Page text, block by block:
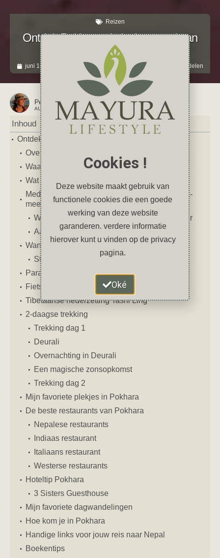
Reizen
Ontdek Pokhara: de leukste stad van
Nepal
juni 16, 2024 1 reactie Azië Nepal Wandelen
Petra
AUTEUR VAN DIT ARTIKEL
Inhoud
Ontdek Pokhara: de leukste stad van Nepal
Over Pokhara
Waar ligt Pokhara
Wat te doen in Pokhara
Mediteren, zonsopkomst en yoga bij het Phewa-
meer
Wandeling en boottocht over het Phewa-meer
Aarti-ceremonie
Wandeling naar de World Peace Pagoda
Statue of Lord Shiva
Paragliding in Pokhara
Fietstocht om het Phewa-meer
Tibetaanse nederzetting Tashi Ling
2-daagse trekking
Trekking dag 1
Deurali
Overnachting in Deurali
Een magische zonsopkomst
Trekking dag 2
Mijn favoriete plekjes in Pokhara
De beste restaurants van Pokhara
Nepalese restaurants
Indiaas restaurant
Italiaans restaurant
Westerse restaurants
Hoteltip Pokhara
3 Sisters Guesthouse
Mijn favoriete dagwandelingen
Hoe kom je in Pokhara
Handige links voor jouw reis naar Nepal
Boekentips
Cookies !
Deze website maakt gebruik van
functionele cookies die een goede
werking van deze website
garanderen. verdere informatie
hierover kunt u vinden op de privacy
pagina.
Oké